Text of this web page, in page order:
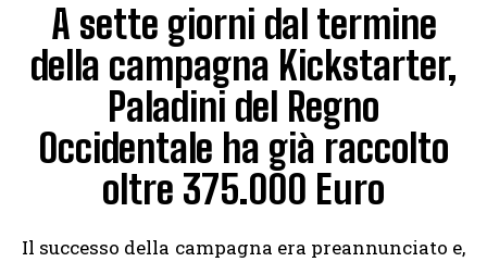
A sette giorni dal termine
della campagna Kickstarter,
Paladini del Regno
Occidentale ha già raccolto
oltre 375.000 Euro
Il successo della campagna era preannunciato e,